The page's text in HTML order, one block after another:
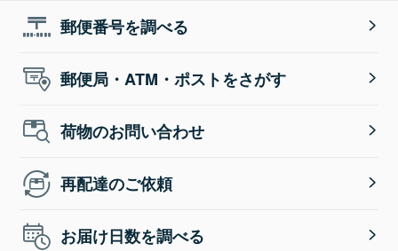
郵便番号を調べる
郵便局・ATM・ポストをさがす
荷物のお問い合わせ
再配達のご依頼
お届け日数を調べる